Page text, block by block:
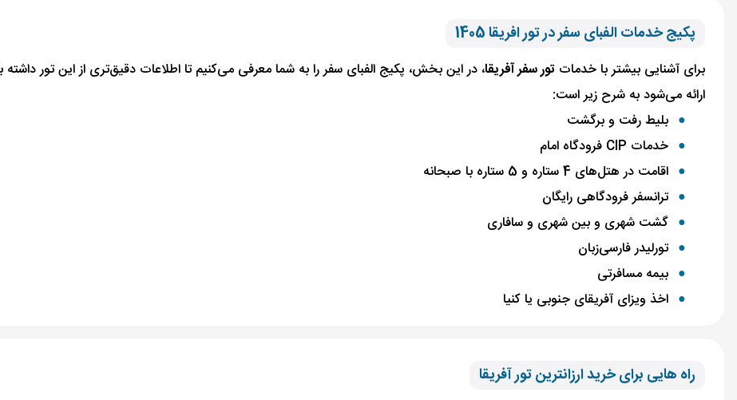
پکیج خدمات الفبای سفر در تور افریقا 1405
برای آشنایی بیشتر با خدمات تور سفر آفریقا، در این بخش، پکیج الفبای سفر را به شما معرفی می‌کنیم تا اطلاعات دقیق‌تری از این تور
ارائه می‌شود به شرح زیر است:
بلیط رفت و برگشت
خدمات CIP فرودگاه امام
اقامت در هتل‌های 4 ستاره و 5 ستاره با صبحانه
ترانسفر فرودگاهی رایگان
گشت شهری و بین شهری و سافاری
تورلیدر فارسی‌زبان
بیمه مسافرتی
اخذ ویزای آفریقای جنوبی یا کنیا
راه هایی برای خرید ارزانترین تور آفریقا